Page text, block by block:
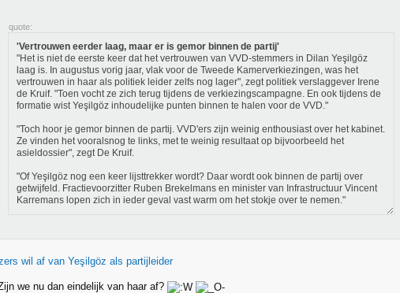
quote:
'Vertrouwen eerder laag, maar er is gemor binnen de partij'
"Het is niet de eerste keer dat het vertrouwen van VVD-stemmers in Dilan Yeşilgöz
laag is. In augustus vorig jaar, vlak voor de Tweede Kamerverkiezingen, was het
vertrouwen in haar als politiek leider zelfs nog lager", zegt politiek verslaggever Irene
de Kruif. "Toen vocht ze zich terug tijdens de verkiezingscampagne. En ook tijdens de
formatie wist Yeşilgöz inhoudelijke punten binnen te halen voor de VVD."
"Toch hoor je gemor binnen de partij. VVD'ers zijn weinig enthousiast over het kabinet.
Ze vinden het vooralsnog te links, met te weinig resultaat op bijvoorbeeld het
asieldossier", zegt De Kruif.
"Of Yeşilgöz nog een keer lijsttrekker wordt? Daar wordt ook binnen de partij over
getwijfeld. Fractievoorzitter Ruben Brekelmans en minister van Infrastructuur Vincent
Karremans lopen zich in ieder geval vast warm om het stokje over te nemen."
wil af van Yeşilgöz als partijleider
we nu dan eindelijk van haar af?